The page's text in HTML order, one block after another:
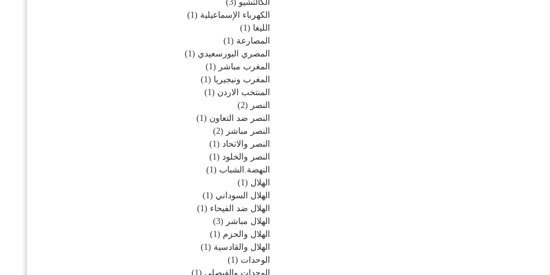
الكالتشيو (3)
الكهرباء الإسماعيلية (1)
الليغا (1)
المصارعة (1)
المصري البورسعيدي (1)
المغرب مباشر (1)
المغرب ونيجيريا (1)
المنتخب الاردن (1)
النصر (2)
النصر ضد التعاون (1)
النصر مباشر (2)
النصر والاتحاد (1)
النصر والخلود (1)
النهضة.الشباب (1)
الهلال (1)
الهلال السوداني (1)
الهلال ضد الفيحاء (1)
الهلال مباشر (3)
الهلال والحزم (1)
الهلال والقادسية (1)
الوحدات (1)
الوحدات والفيصلي (1)